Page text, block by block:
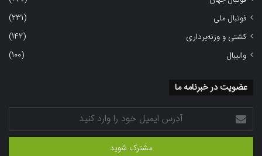
فوتبال ملی
(231)
کشتی و وزنه‌برداری
(142)
والیبال
(100)
عضویت در خبرنامه ما
آدرس
ایمیل
خود